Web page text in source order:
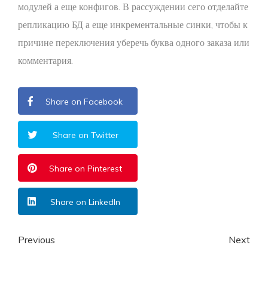
модулей а еще конфигов. В рассуждении сего отделайте
репликацию БД а еще инкрементальные синки, чтобы к
причине переключения уберечь буква одного заказа или
комментария.
Share on Facebook
Share on Twitter
Share on Pinterest
Share on LinkedIn
Previous Next